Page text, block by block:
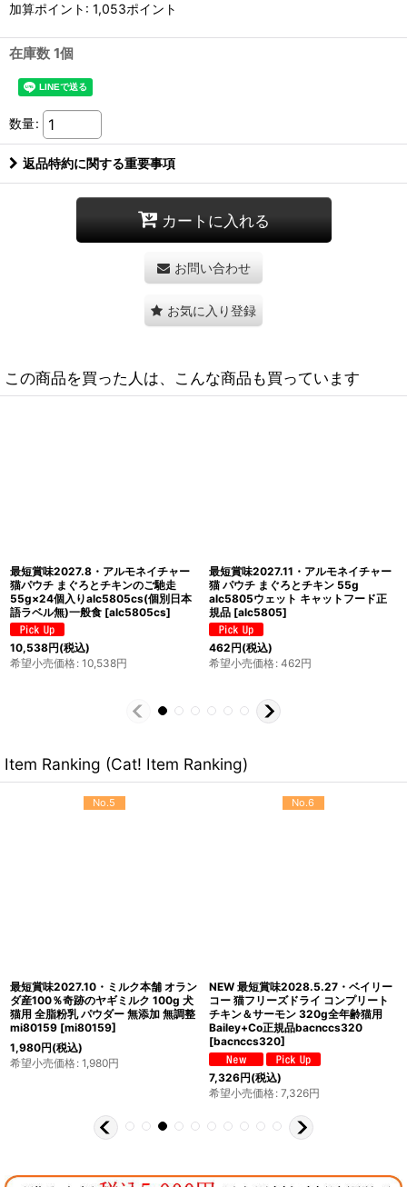
加算ポイント: 1,053ポイント
在庫数 1個
数量:
返品特約に関する重要事項
カートに入れる
お問い合わせ
お気に入り登録
この商品を買った人は、こんな商品も買っています
NEW 最短賞味2027.5・アルモネイチ
ャー 猫 HFCユリナリーヘルプ 太平洋
まぐろとクランベリー50gパウチ
alc5863成猫シニア猫用一般食 正規
品 [alc5863
473円(税込)
最短賞味2027.11・アルモネイチャー
猫 パウチ まぐろとしらす ジェリー
55g alc5043成猫用ウェット一般食
キャットフードalmo nature正規品
[alc5043]
462円(税込)
Item Ranking (Cat! Item Ranking)
No.5
最短賞味2027.10・ミルク本舗 オラン
ダ産100％奇跡のヤギミルク 100g 犬
猫用 全脂粉乳 パウダー 無添加 無調整
mi80159 [mi80159]
1,980円(税込)
希望小売価格: 1,980円
No.6
NEW 最短賞味2028.5.27・ベイリー
コー 猫フリーズドライ コンプリート
チキン＆サーモン 320g全年齢猫用
Bailey+Co正規品bacnccs320
[bacnccs320]
7,326円(税込)
希望小売価格: 7,326円